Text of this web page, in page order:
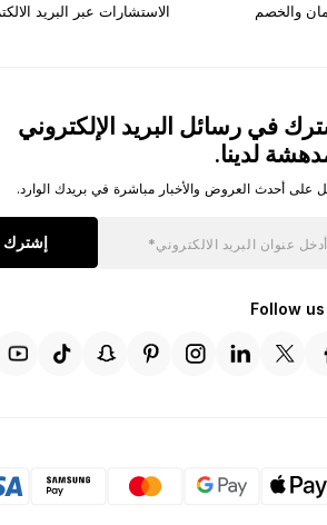
والخصم الاستشارات عبر البريد
في رسائل البريد الإلكتروني
لدينا.
على أحدث العروض والأخبار مباشرة في بريدك الوارد.
إشترك
Follow